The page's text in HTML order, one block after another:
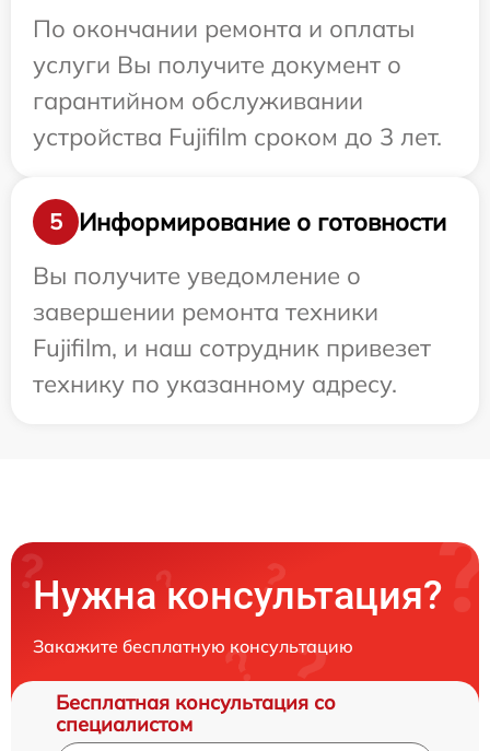
По окончании ремонта и оплаты
услуги Вы получите документ о
гарантийном обслуживании
устройства Fujifilm сроком до 3 лет.
5
Информирование о готовности
Вы получите уведомление о
завершении ремонта техники
Fujifilm, и наш сотрудник привезет
технику по указанному адресу.
Нужна консультация?
Закажите бесплатную консультацию
Бесплатная консультация со
специалистом